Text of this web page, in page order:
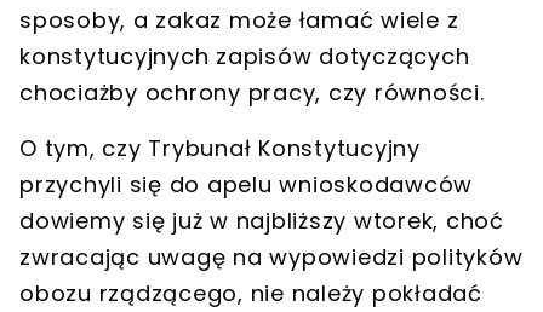
sposoby, a zakaz może łamać wiele z
konstytucyjnych zapisów dotyczących
chociażby ochrony pracy, czy równości.
O tym, czy Trybunał Konstytucyjny
przychyli się do apelu wnioskodawców
dowiemy się już w najbliższy wtorek, choć
zwracając uwagę na wypowiedzi polityków
obozu rządzącego, nie należy pokładać